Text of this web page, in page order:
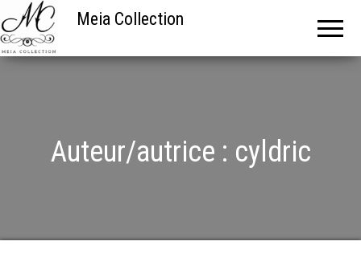
Meia Collection
Auteur/autrice : cyldric